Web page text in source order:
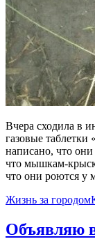
Вчера сходила в
газовые
написано, что
что мышкам-
что они роются у
Жизнь за городом
Объявляю